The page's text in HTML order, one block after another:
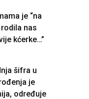
je “na
nas
kćerke…”
šifra u
je
određuje